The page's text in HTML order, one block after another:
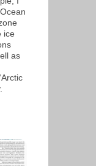
ice
as